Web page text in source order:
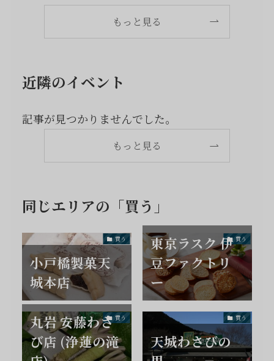
もっと見る
近隣のイベント
記事が見つかりませんでした。
もっと見る
同じエリアの「買う」
買う
小戸橋製菓天
城本店
買う
東京ラスク 伊
豆ファクトリ
ー
買う
丸岩 安藤わさ
び店 (浄蓮の滝
買う
天城わさびの